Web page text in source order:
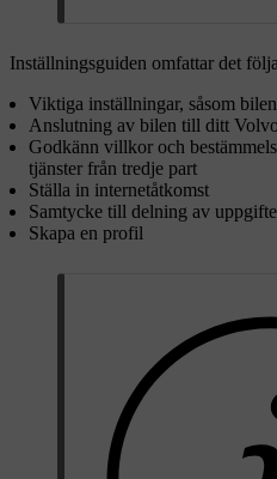
Inställningsguiden omfattar det
Viktiga inställningar, såsom
Anslutning av bilen till ditt
Godkänn villkor och
tjänster från tredje part
Ställa in internetåtkomst
Samtycke till delning av
Skapa en profil